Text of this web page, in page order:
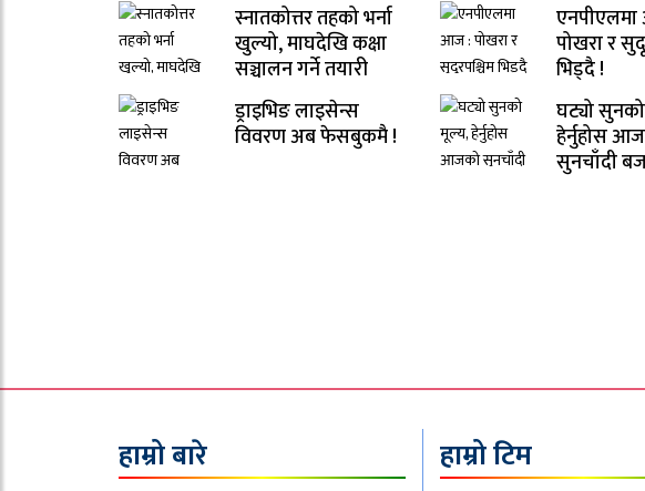
स्नातकोत्तर तहको भर्ना
खुल्यो, माघदेखि कक्षा
सञ्चालन गर्ने तयारी
पोखरा र
भिड्दै !
ड्राइभिङ लाइसेन्स
विवरण अब फेसबुकमै !
घट्यो
हेर्नुहोस
सुनचाँदी
हाम्रो बारे हाम्रो टिम